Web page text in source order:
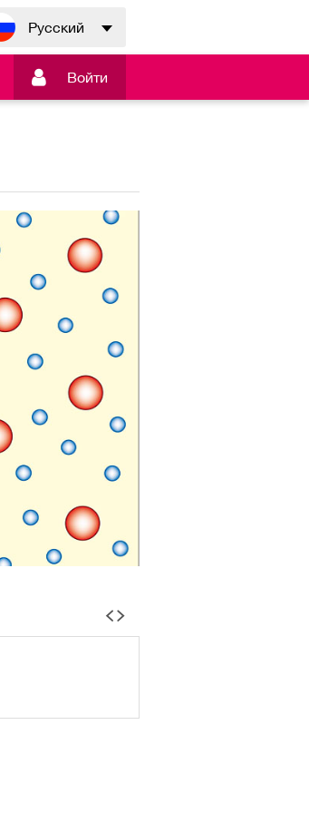
Русский
 Войти